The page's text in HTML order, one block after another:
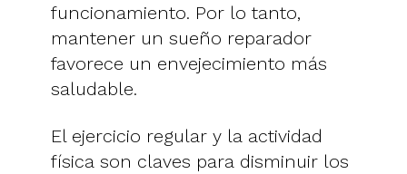
funcionamiento. Por lo tanto,
mantener un sueño reparador
favorece un envejecimiento más
saludable.
El ejercicio regular y la actividad
física son claves para disminuir los